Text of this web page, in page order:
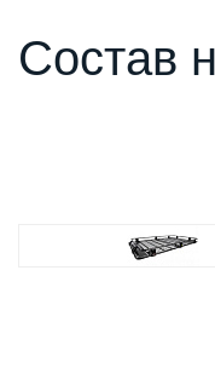
Состав